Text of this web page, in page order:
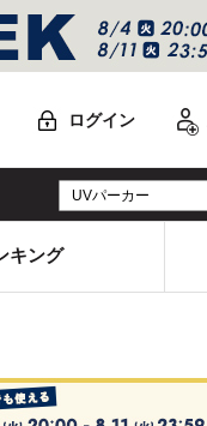
ログイン
キング